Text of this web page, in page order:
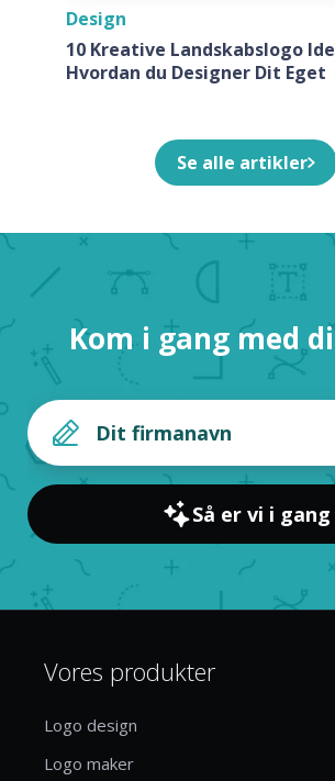
Design
10 Kreative Landskabslogo
Hvordan du Designer Dit Eget
Se alle artikler
Kom i gang med
Så er vi i gang
Vores produkter
Logo design
Logo maker